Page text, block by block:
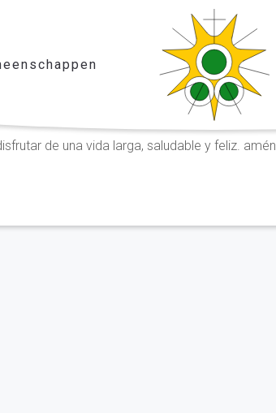
de una vida larga, saludable y feliz. amén